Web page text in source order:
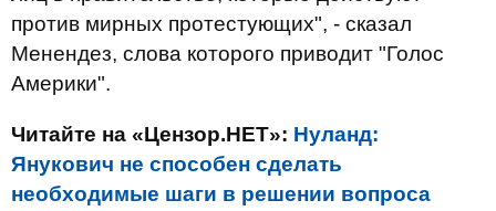
против мирных протестующих", - сказал
Менендез, слова которого приводит "Голос
Америки".
Читайте на «Цензор.НЕТ»: Нуланд:
Янукович не способен сделать
необходимые шаги в решении вопроса